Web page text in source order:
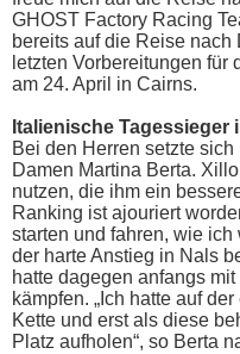
GHOST Factory Racing
bereits auf die Reise
letzten Vorbereitungen für
am 24. April in Cairns.
Italienische
Bei den Herren setzte
Damen Martina Berta.
nutzen, die ihm ein
Ranking ist ajouriert
starten und fahren, wie
der harte Anstieg in Nals
hatte dagegen anfangs
kämpfen. „Ich hatte auf
Kette und erst als diese
Platz aufholen“, so Berta